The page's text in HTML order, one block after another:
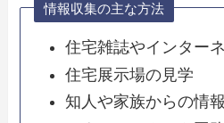
情報収集の主な方法
住宅雑誌やインター
住宅展示場の見学
知人や家族からの情